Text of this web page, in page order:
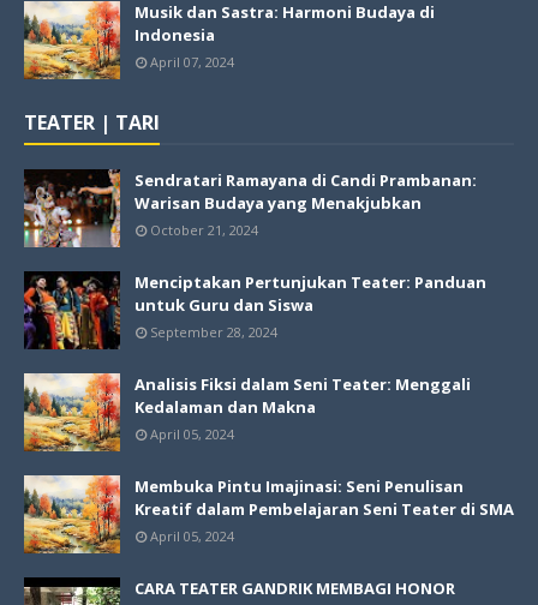
Musik dan Sastra: Harmoni Budaya di
Indonesia
April 07, 2024
TEATER | TARI
Sendratari Ramayana di Candi Prambanan:
Warisan Budaya yang Menakjubkan
October 21, 2024
Menciptakan Pertunjukan Teater: Panduan
untuk Guru dan Siswa
September 28, 2024
Analisis Fiksi dalam Seni Teater: Menggali
Kedalaman dan Makna
April 05, 2024
Membuka Pintu Imajinasi: Seni Penulisan
Kreatif dalam Pembelajaran Seni Teater di SMA
April 05, 2024
CARA TEATER GANDRIK MEMBAGI HONOR